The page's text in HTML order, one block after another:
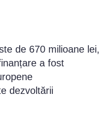
de 670 milioane lei,
a fost
dezvoltării